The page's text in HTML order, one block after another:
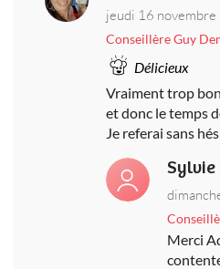
jeudi 16
Conseillère Guy
Délicieux
Vraiment trop
et donc le temps
Je referai sans
Sylvie
Merci